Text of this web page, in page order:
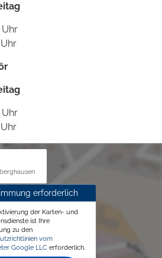
Uhr
Uhr
erforderlich
der Karten- und
ist Ihre
zu den
vom
Google LLC erforderlich.